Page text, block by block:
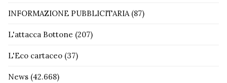
INFORMAZIONE PUBBLICITARIA(87)
L'attacca Bottone (207)
L'Eco cartaceo (37)
News (42.668)